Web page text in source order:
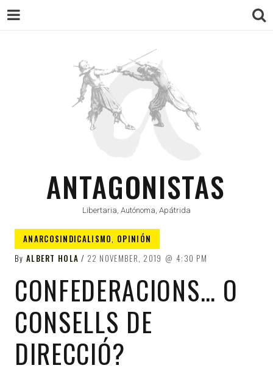
ANTAGONISTAS
Libertaria, Autónoma, Apátrida
ANARCOSINDICALISMO, OPINIÓN
By ALBERT HOLA 22 NOVEMBER, 2019 4:30 PM
CONFEDERACIONS… O
CONSELLS DE
DIRECCIÓ?